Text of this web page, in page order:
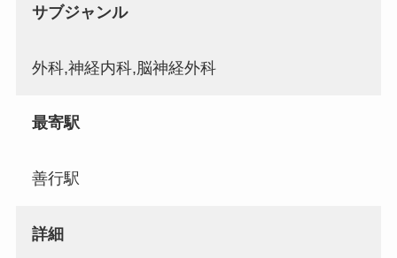
サブジャンル
外科,神経内科,脳神経外科
最寄駅
善行駅
詳細